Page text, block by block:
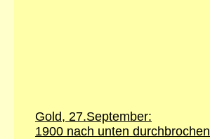
Gold, 27.September:
1900 nach unten durchbrochen